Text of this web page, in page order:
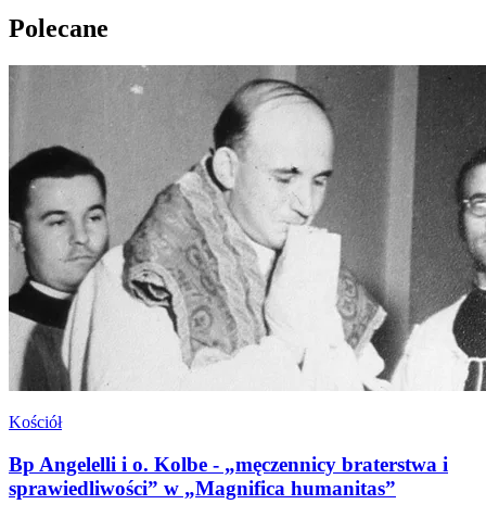
Polecane
Kościół
Bp Angelelli i o. Kolbe - „męczennicy braterstwa i
sprawiedliwości” w „Magnifica humanitas”